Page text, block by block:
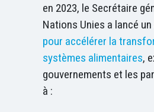
en 2023, le Secrétaire
Nations Unies a lancé un
pour accélérer la
systèmes alimentaires,
gouvernements et les
à :